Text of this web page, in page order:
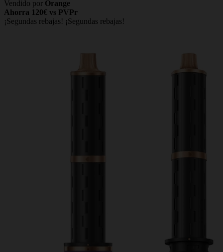
Vendido por Orange
Ahorra 120€ vs PVPr
¡Segundas rebajas! ¡Segundas rebajas!